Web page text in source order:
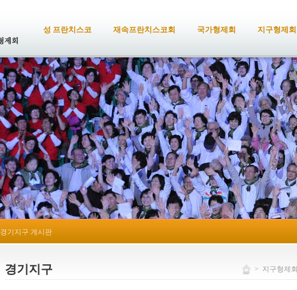
성 프란치스코 재속프란치스코회 국가형제회 지구형제회
경기지구 게시판
경기지구 > 지구형제회